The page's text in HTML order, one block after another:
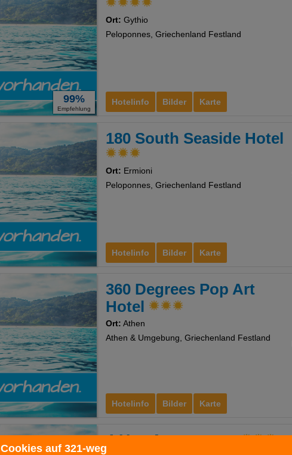
Cookies auf 321-weg
99%
Empfehlung
Hotelinfo Bilder Karte
Ort: Gythio
Peloponnes, Griechenland Festland
Hotelinfo Bilder Karte
180 South Seaside Hotel
Ort: Ermioni
Peloponnes, Griechenland Festland
Hotelinfo Bilder Karte
360 Degrees Pop Art
Hotel
Ort: Athen
Athen & Umgebung, Griechenland Festland
4-You Apartments